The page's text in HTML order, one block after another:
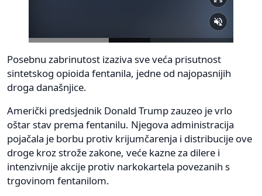
Posebnu zabrinutost izaziva sve veća prisutnost
sintetskog opioida fentanila, jedne od najopasnijih
droga današnjice.
Američki predsjednik Donald Trump zauzeo je vrlo
oštar stav prema fentanilu. Njegova administracija
pojačala je borbu protiv krijumčarenja i distribucije ove
droge kroz strože zakone, veće kazne za dilere i
intenzivnije akcije protiv narkokartela povezanih s
trgovinom fentanilom.